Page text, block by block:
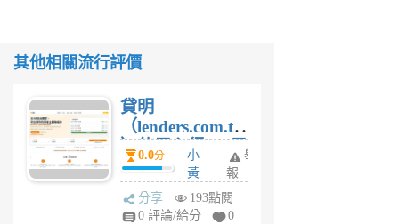
其他相關流行評價
貸明
（lenders.com.tw
）使用心得 — 民
間貸款比較平台
體驗
0.0分
小
黃
蜂
1
舉
報
分享
193點閱
0 評論/給分
0